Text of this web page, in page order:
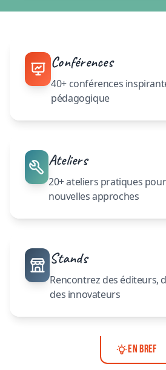
Conférences
40+ conférences
pédagogique
Ateliers
20+ ateliers pratiques
nouvelles approches
Stands
Rencontrez des éditeurs,
des innovateurs
EN BREF